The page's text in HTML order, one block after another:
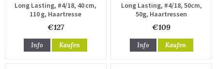
Long Lasting, #4/18, 40 cm,
110 g, Haartresse
€127
Info Kaufen
Long Lasting, #4/18, 50cm,
50g, Haartressen
€109
Info Kaufen